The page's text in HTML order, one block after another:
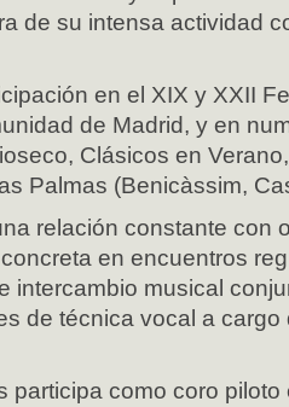
de su intensa actividad
en el XIX y XXII
de Madrid, y en
Clásicos en
Palmas (Benicàssim,
relación constante con
en encuentros
intercambio musical
de técnica vocal a cargo
participa como coro piloto